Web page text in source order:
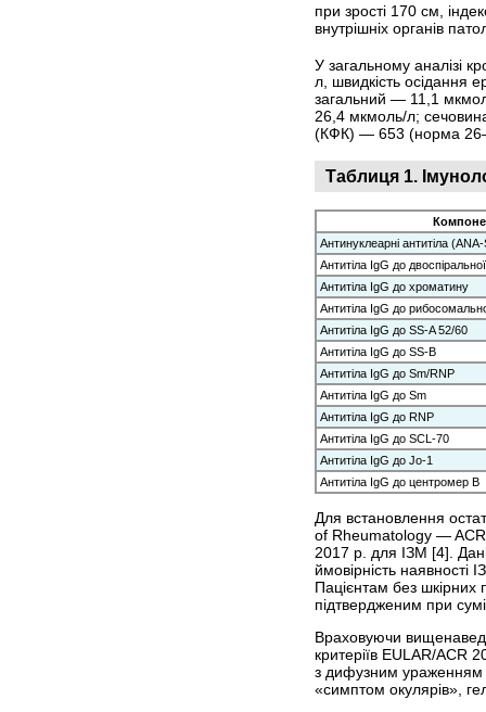
при зрості 170 см,
внутрішніх органів
У загальному аналізі
л, швидкість осідання
загальний — 11,1
26,4 мкмоль/л;
(КФК) — 653 (норма
Таблиця 1.
Антинуклеарні антитіла
Антитіла IgG до
Антитіла IgG до хроматину
Антитіла IgG до
Антитіла IgG до SS-A 52/60
Антитіла IgG до SS-B
Антитіла IgG до Sm/RNP
Антитіла IgG до Sm
Антитіла IgG до RNP
Антитіла IgG до SCL-70
Антитіла IgG до Jo-1
Антитіла IgG до центромер В
Для встановлення
of Rheumatology —
2017 р. для ІЗМ [4]. Дані
ймовірність наявності
Пацієнтам без шкірних
підтвердженим при
Враховуючи
критеріїв EULAR/ACR
з дифузним ураженням
«симптом окулярів»,